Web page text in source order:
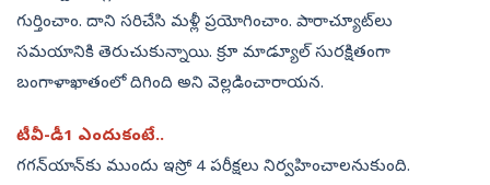
గుర్తించాం. దాని సరిచేసి మళ్లీ ప్రయోగించాం. పారాచ్యూట్‌లు
సమయానికి తెరుచుకున్నాయి. క్రూ మాడ్యూల్‌ సురక్షితంగా
బంగాళాఖాతంలో దిగింది అని వెల్లడించారాయన.
టీవీ-డీ1 ఎందుకంటే..
గగన్‌యాన్‌కు ముందు ఇస్రో 4 పరీక్షలు నిర్వహించాలనుకుంది.